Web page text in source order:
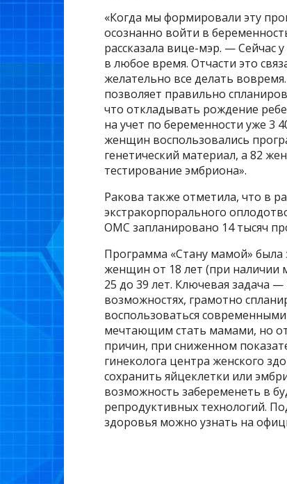
«Когда мы формировали эту
осознанно войти в
рассказала вице-мэр. — Сейчас
в любое время. Отчасти это
желательно все делать
позволяет правильно
что откладывать рождение
на учет по беременности уже 3
женщин воспользовались
генетический материал, а 82
тестирование эмбриона».
Ракова также отметила, что в
экстракорпорального
ОМС запланировано 14 тысяч
Программа «Стану мамой» была
женщин от 18 лет (при наличии
25 до 39 лет. Ключевая задача
возможностях, грамотно
воспользоваться
мечтающим стать мамами, но
причин, при сниженном
гинеколога центра женского
сохранить яйцеклетки или
возможность забеременеть в
репродуктивных технологий.
здоровья можно узнать на